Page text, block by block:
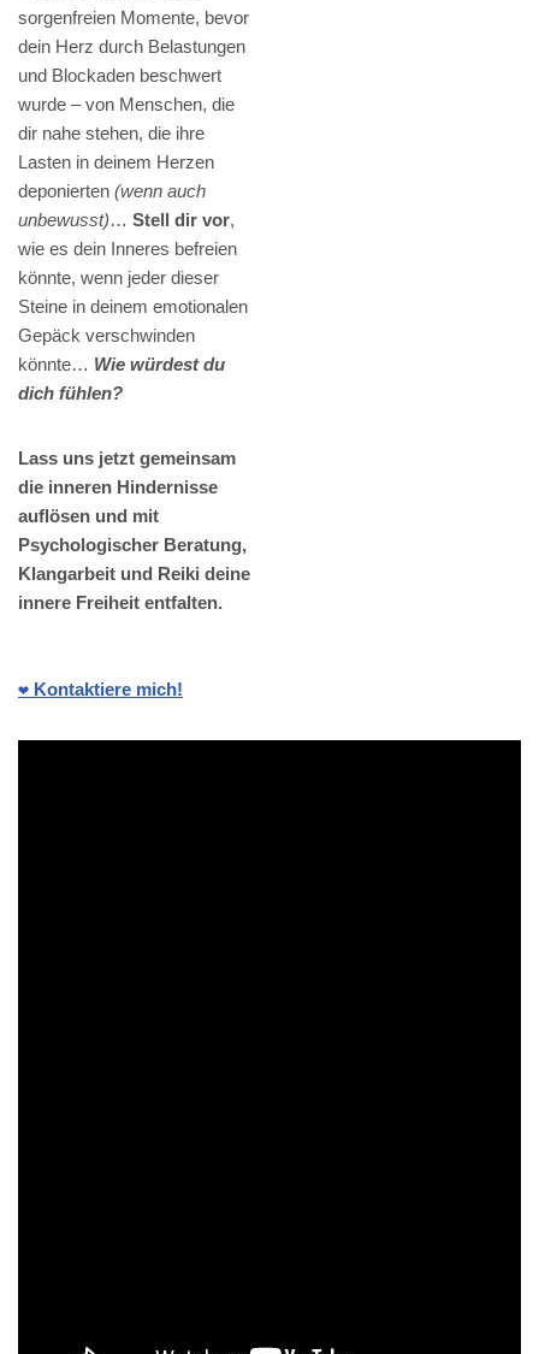
sorgenfreien Momente, bevor
dein Herz durch Belastungen
und Blockaden beschwert
wurde – von Menschen, die
dir nahe stehen, die ihre
Lasten in deinem Herzen
deponierten (wenn auch
unbewusst)… Stell dir vor,
wie es dein Inneres befreien
könnte, wenn jeder dieser
Steine in deinem emotionalen
Gepäck verschwinden
könnte… Wie würdest du
dich fühlen?
Lass uns jetzt gemeinsam
die inneren Hindernisse
auflösen und mit
Psychologischer Beratung,
Klangarbeit und Reiki deine
innere Freiheit entfalten.
❤️ Kontaktiere mich!